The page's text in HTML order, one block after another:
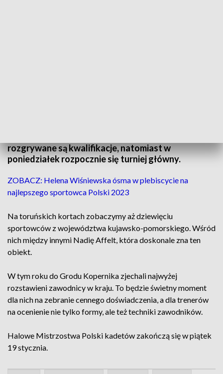
rozgrywane są kwalifikacje, natomiast w
poniedziałek rozpocznie się turniej główny.
ZOBACZ: Helena Wiśniewska ósma w plebiscycie na
najlepszego sportowca Polski 2023
Na toruńskich kortach zobaczymy aż dziewięciu
sportowców z województwa kujawsko-pomorskiego. Wśród
nich między innymi Nadię Affelt, która doskonale zna ten
obiekt.
W tym roku do Grodu Kopernika zjechali najwyżej
rozstawieni zawodnicy w kraju. To będzie świetny moment
dla nich na zebranie cennego doświadczenia, a dla trenerów
na ocenienie nie tylko formy, ale też techniki zawodników.
Halowe Mistrzostwa Polski kadetów zakończą się w piątek
19 stycznia.